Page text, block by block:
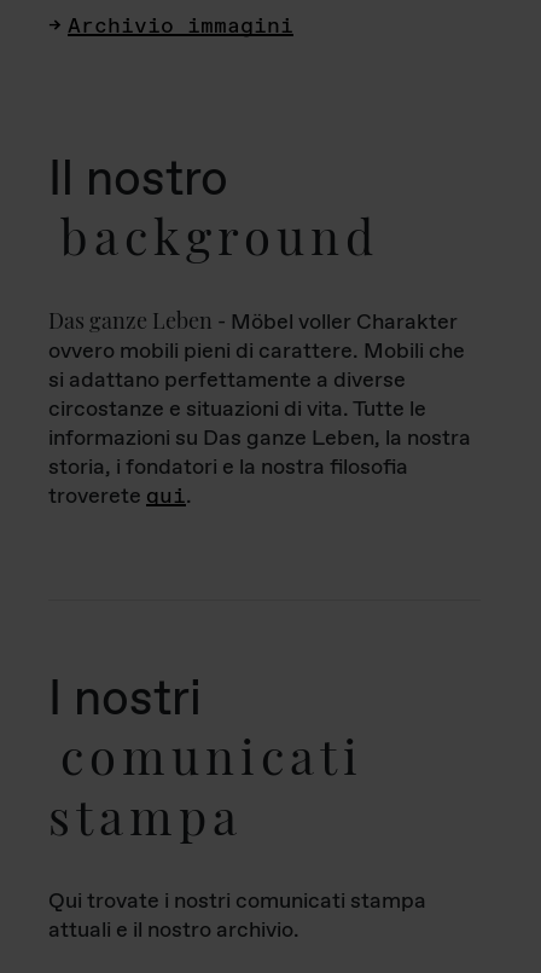
Archivio immagini
Il nostro
background
Das ganze Leben - Möbel voller Charakter
ovvero mobili pieni di carattere. Mobili che
si adattano perfettamente a diverse
circostanze e situazioni di vita. Tutte le
informazioni su Das ganze Leben, la nostra
storia, i fondatori e la nostra filosofia
troverete qui.
I nostri
comunicati
stampa
Qui trovate i nostri comunicati stampa
attuali e il nostro archivio.